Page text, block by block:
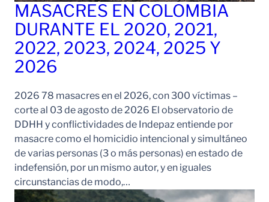
MASACRES EN COLOMBIA
DURANTE EL 2020, 2021,
2022, 2023, 2024, 2025 Y
2026
2026 78 masacres en el 2026, con 300 víctimas –
corte al 03 de agosto de 2026 El observatorio de
DDHH y conflictividades de Indepaz entiende por
masacre como el homicidio intencional y simultáneo
de varias personas (3 o más personas) en estado de
indefensión, por un mismo autor, y en iguales
circunstancias de modo,…